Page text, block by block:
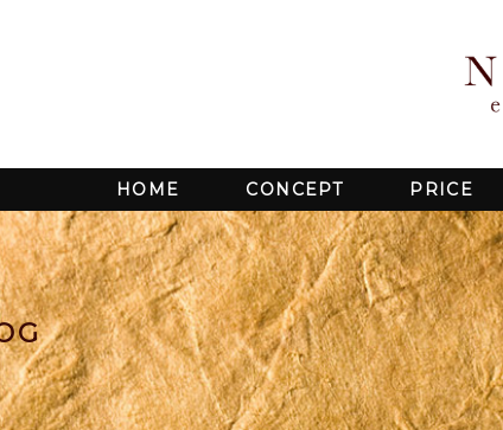
HOME CONCEPT PRICE